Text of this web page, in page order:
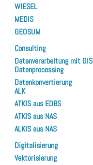
WIESEL
MEDIS
GEOSUM
Consulting
Datenverarbeitung mit GIS
Datenprocessing
Datenkonvertierung
ALK
ATKIS aus EDBS
ATKIS aus NAS
ALKIS aus NAS
Digitalisierung
Vektorisierung